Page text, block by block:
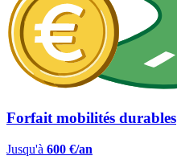
Forfait mobilités durables
Jusqu'à 600 €/an